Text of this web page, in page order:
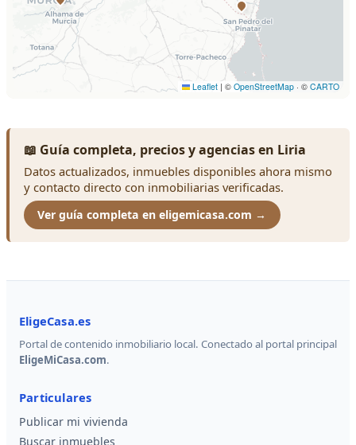
📖 Guía completa, precios y agencias en Liria
Datos actualizados, inmuebles disponibles ahora mismo
y contacto directo con inmobiliarias verificadas.
Ver guía completa en eligemicasa.com →
EligeCasa.es
Portal de contenido inmobiliario local. Conectado al portal principal
EligeMiCasa.com.
Particulares
Publicar mi vivienda
Buscar inmuebles